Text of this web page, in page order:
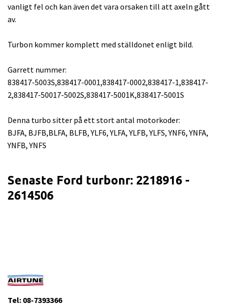
vanligt fel och kan även det vara orsaken till att axeln gått
av.
Turbon kommer komplett med ställdonet enligt bild.
Garrett nummer:
838417-5003S,838417-0001,838417-0002,838417-1,838417-
2,838417-50017-5002S,838417-5001K,838417-5001S
Denna turbo sitter på ett stort antal motorkoder:
BJFA, BJFB,BLFA, BLFB, YLF6, YLFA, YLFB, YLFS, YNF6, YNFA,
YNFB, YNFS
Senaste Ford turbonr: 2218916 -
2614506
Tel: 08-7393366